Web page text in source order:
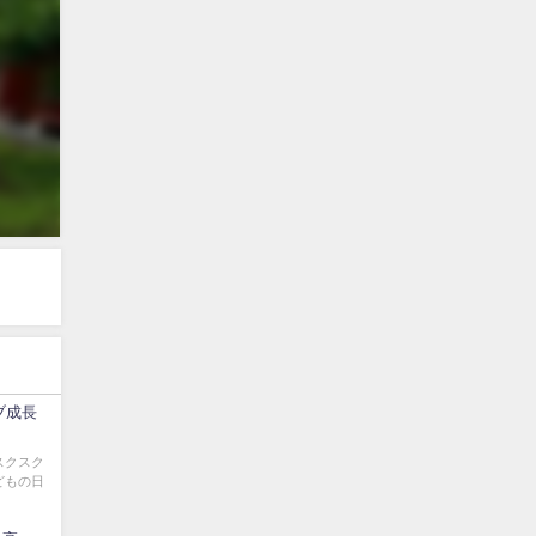
成長
クスク
の日